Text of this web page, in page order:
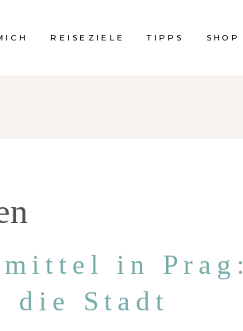
REISEZIELE TIPPS SHOP
in Prag:
die Stadt